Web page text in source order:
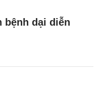
bệnh dại diễn